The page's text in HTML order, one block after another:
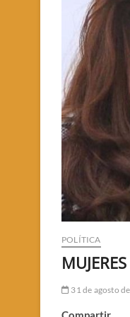
POLÍTICA
31 de agosto